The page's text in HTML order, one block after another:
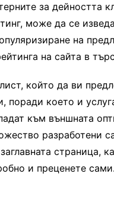
за дейността
може да се
на
на сайта в
който да ви
което и
към външната
разработени
страница,
и преценете сами.